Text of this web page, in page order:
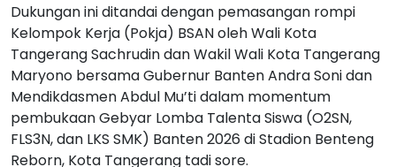
Dukungan ini ditandai dengan pemasangan rompi
Kelompok Kerja (Pokja) BSAN oleh Wali Kota
Tangerang Sachrudin dan Wakil Wali Kota Tangerang
Maryono bersama Gubernur Banten Andra Soni dan
Mendikdasmen Abdul Mu’ti dalam momentum
pembukaan Gebyar Lomba Talenta Siswa (O2SN,
FLS3N, dan LKS SMK) Banten 2026 di Stadion Benteng
Reborn, Kota Tangerang tadi sore.